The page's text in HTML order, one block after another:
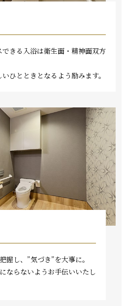
きる入浴は衛生面・精神面双方
ひとときとなるよう励みます。
握し、”気づき”を大事に。
ならないようお手伝いいたし